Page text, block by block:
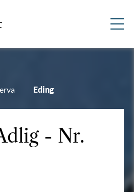
Eding
- Nr.